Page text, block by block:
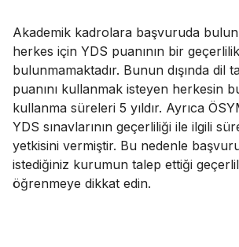
Akademik kadrolara başvuruda
herkes için YDS puanının bir
bulunmamaktadır. Bunun dışında dil
puanını kullanmak isteyen herkesin
kullanma süreleri 5 yıldır. Ayrıca
YDS sınavlarının geçerliliği ile ilgili
yetkisini vermiştir. Bu nedenle
istediğiniz kurumun talep ettiği
öğrenmeye dikkat edin.